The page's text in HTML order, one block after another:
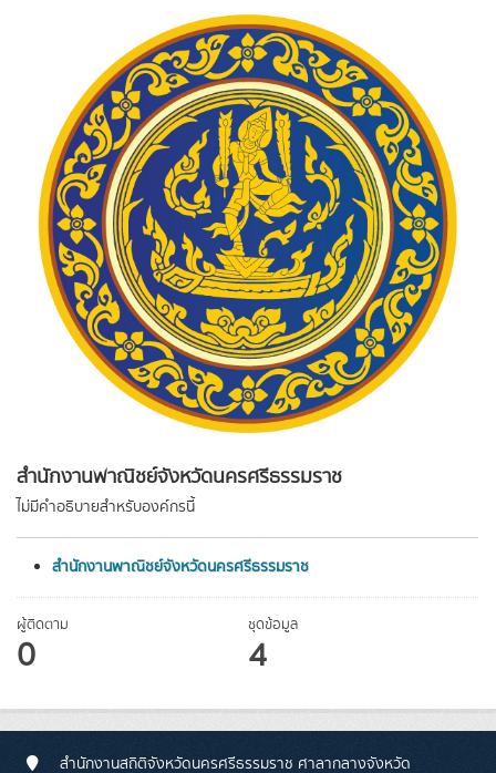
สำนักงานพาณิชย์จังหวัดนครศรีธรรมราช
ไม่มีคำอธิบายสำหรับองค์กรนี้
สำนักงานพาณิชย์จังหวัดนครศรีธรรมราช
ผู้ติดตาม
0
ชุดข้อมูล
4
สำนักงานสถิติจังหวัดนครศรีธรรมราช ศาลากลางจังหวัด